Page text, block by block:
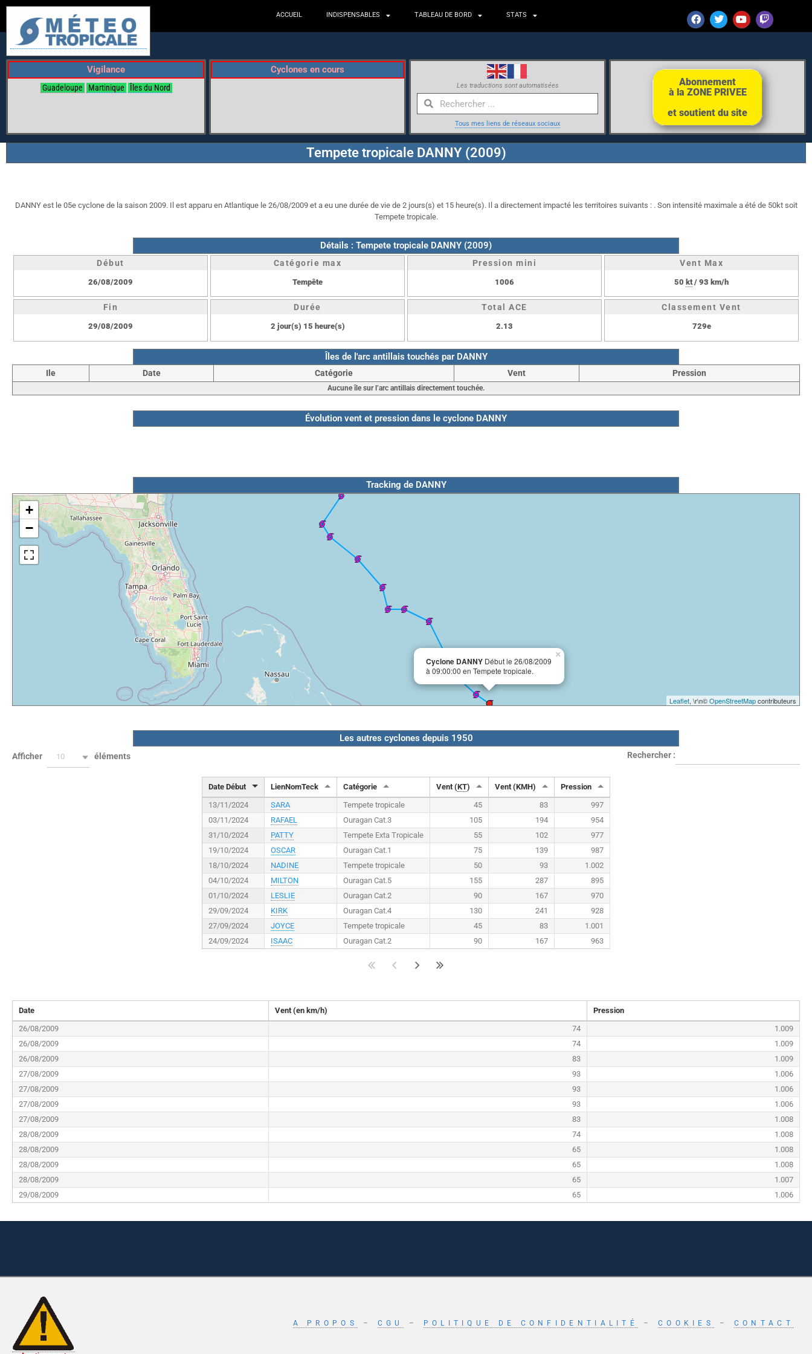
ACCUEIL INDISPENSABLES TABLEAU DE BORD STATS
Vigilance
Guadeloupe Martinique Îles du Nord
Cyclones en cours
Les traductions sont automatisées
Tous mes liens de réseaux sociaux
Abonnement
à la ZONE PRIVEE
et soutient du site
Tempete tropicale DANNY (2009)
DANNY est le 05e cyclone de la saison 2009. Il est apparu en Atlantique le 26/08/2009 et a eu une durée de vie de 2 jours(s) et 15 heure(s). Il a directement impacté les territoires suivants : . Son intensité maximale a été de 50kt soit
Tempete tropicale.
Détails : Tempete tropicale DANNY (2009)
Début
26/08/2009
Catégorie max
Tempête
Pression mini
1006
Vent Max
50 kt/ 93 km/h
Fin
29/08/2009
Durée
2 jour(s) 15 heure(s)
Total ACE
2.13
Classement Vent
729e
Îles de l'arc antillais touchés par DANNY
Ile Date Catégorie Vent Pression
Aucune île sur l’arc antillais directement touchée.
Évolution vent et pression dans le cyclone DANNY
Tracking de DANNY
Cyclone DANNY Début le 26/08/2009
à 09:00:00 en Tempete tropicale.
×
+
−
Leaflet, \r\n©OpenStreetMapcontributeurs
Les autres cyclones depuis 1950
Afficher 10 éléments Rechercher :
Date Début LienNomTeck Catégorie Vent (KT) Vent (KMH)
Pression
13/11/2024
SARA Tempete tropicale 45 83
997
03/11/2024
RAFAEL Ouragan Cat.3 105 194
954
31/10/2024
PATTY Tempete Exta Tropicale 55 102
977
19/10/2024
OSCAR Ouragan Cat.1 75 139
987
18/10/2024
NADINE Tempete tropicale 50 93
1.002
04/10/2024
MILTON Ouragan Cat.5 155 287
895
01/10/2024
LESLIE Ouragan Cat.2 90 167
970
29/09/2024
KIRK Ouragan Cat.4 130 241
928
27/09/2024
JOYCE Tempete tropicale 45 83
1.001
24/09/2024
ISAAC Ouragan Cat.2 90 167 963
Date Vent (en km/h)
Pression
26/08/2009
74
1.009
26/08/2009
74
1.009
26/08/2009
83
1.009
27/08/2009
93
1.006
27/08/2009
93
1.006
27/08/2009
93
1.006
27/08/2009
83
1.008
28/08/2009
74
1.008
28/08/2009
65
1.008
28/08/2009
65
1.008
28/08/2009
65
1.007
29/08/2009
65 1.006
A PROPOS – CGU – POLITIQUE DE CONFIDENTIALITÉ – COOKIES – CONTACT